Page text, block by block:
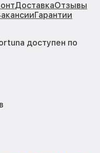
ДоставкаОтзывы
Гарантии
доступен по